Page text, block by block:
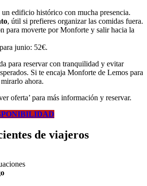
edificio histórico con mucha presencia.
, útil si prefieres organizar las comidas fuera.
para moverte por Monforte y salir hacia la
junio: 52€.
para reservar con tranquilidad y evitar
Si te encaja Monforte de Lemos para
ahora.
oferta’ para más información y reservar.
de viajeros